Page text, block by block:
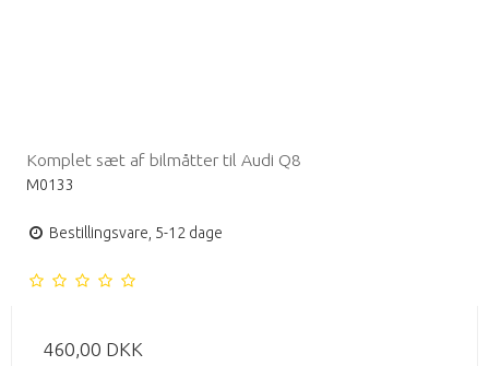
Komplet sæt af bilmåtter til Audi Q8
M0133
Bestillingsvare, 5-12 dage
460,00 DKK